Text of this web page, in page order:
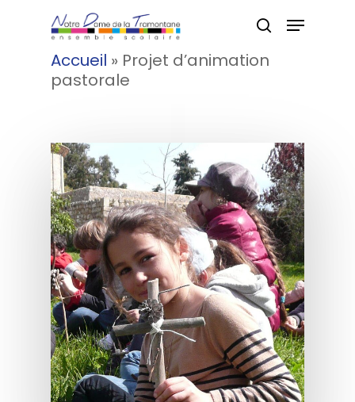
Hit enter to search or ESC to
Accueil » Projet d’animation
pastorale